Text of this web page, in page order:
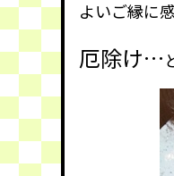
よいご縁に
厄除け…